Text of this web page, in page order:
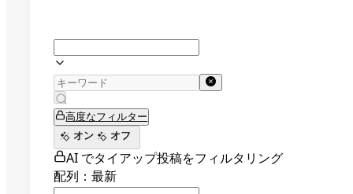
高度なフィルター
オン
オフ
AI でタイアップ投稿をフィルタリング
配列：最新